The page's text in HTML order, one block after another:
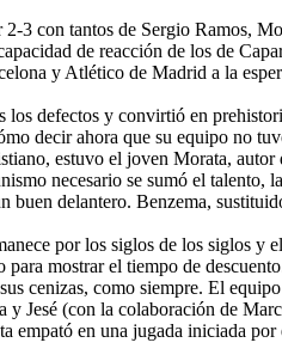
3 con tantos de Sergio Ramos,
de reacción de los de
y Atlético de Madrid a la
defectos y convirtió en
decir ahora que su equipo no
estuvo el joven Morata, autor
necesario se sumó el talento,
delantero. Benzema,
por los siglos de los siglos y
mostrar el tiempo de
cenizas, como siempre. El
y Jesé (con la colaboración de
empató en una jugada iniciada